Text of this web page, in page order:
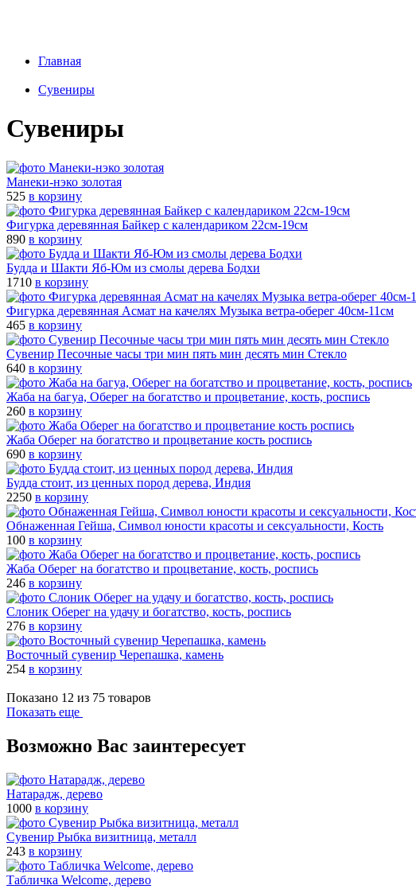
Главная
Сувениры
Сувениры
Манеки-нэко золотая
525 в корзину
Фигурка деревянная Байкер с календариком 22см-19см
890 в корзину
Будда и Шакти Яб-Юм из смолы дерева Бодхи
1710 в корзину
Фигурка деревянная Асмат на качелях Музыка ветра-оберег 40см-11см
465 в корзину
Сувенир Песочные часы три мин пять мин десять мин Стекло
640 в корзину
Жаба на багуа, Оберег на богатство и процветание, кость, роспись
260 в корзину
Жаба Оберег на богатство и процветание кость роспись
690 в корзину
Будда стоит, из ценных пород дерева, Индия
2250 в корзину
Обнаженная Гейша, Символ юности красоты и сексуальности, Кость
100 в корзину
Жаба Оберег на богатство и процветание, кость, роспись
246 в корзину
Cлоник Оберег на удачу и богатство, кость, роспись
276 в корзину
Восточный сувенир Черепашка, камень
254 в корзину
Показано 12 из 75 товаров
Показать еще
Возможно Вас заинтересует
Натарадж, деpево
1000 в корзину
Сувенир Рыбка визитница, металл
243 в корзину
Табличка Welcome, дерево